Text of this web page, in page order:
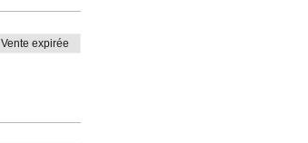
Vente expirée